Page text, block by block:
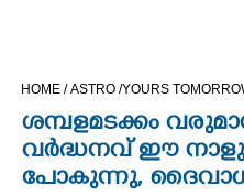
OPINION
HOME /ASTRO /YOURS
ശമ്പളമടക്കം
വ‌ർദ്ധനവ് ഈ
പോകുന്നു,​